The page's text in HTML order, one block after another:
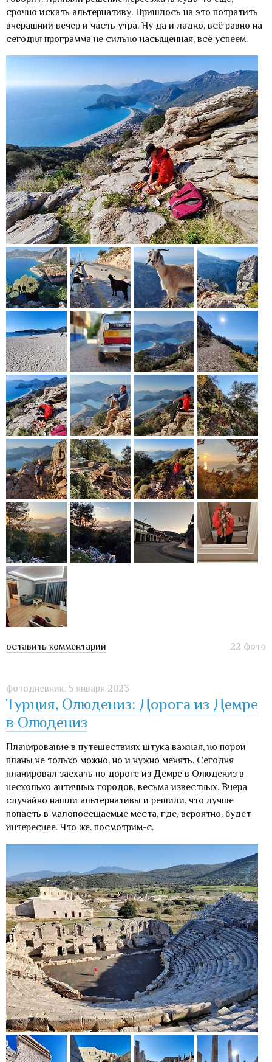
срочно искать альтернативу. Пришлось на это потратить
вчерашний вечер и часть утра. Ну да и ладно, всё равно на
сегодня программа не сильно насыщенная, всё успеем.
оставить комментарий 22 фото
фотодневник, 5 января 2023
Турция, Олюдениз: Дорога из Демре
в Олюдениз
Планирование в путешествиях штука важная, но порой
планы не только можно, но и нужно менять. Сегодня
планировал заехать по дороге из Демре в Олюдениз в
несколько античных городов, весьма известных. Вчера
случайно нашли альтернативы и решили, что лучше
попасть в малопосещаемые места, где, вероятно, будет
интереснее. Что же, посмотрим-с.